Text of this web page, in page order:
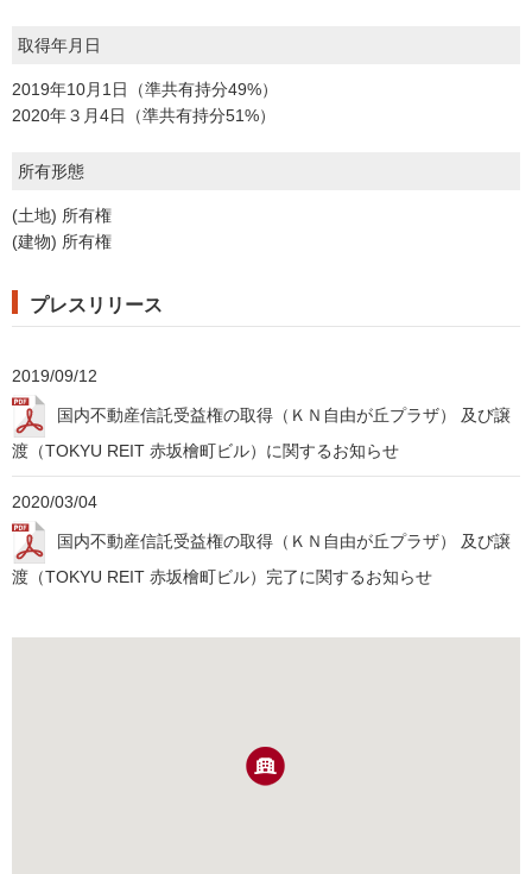
取得年月日
2019年10月1日（準共有持分49%）
2020年３月4日（準共有持分51%）
所有形態
(土地) 所有権
(建物) 所有権
プレスリリース
2019/09/12
国内不動産信託受益権の取得（ＫＮ自由が丘プラザ） 及び譲
渡（TOKYU REIT 赤坂檜町ビル）に関するお知らせ
2020/03/04
国内不動産信託受益権の取得（ＫＮ自由が丘プラザ） 及び譲
渡（TOKYU REIT 赤坂檜町ビル）完了に関するお知らせ